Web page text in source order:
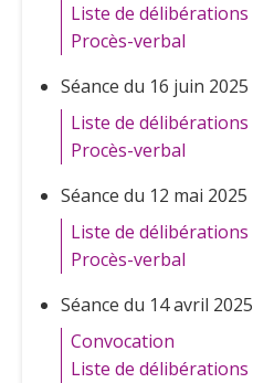
Liste de délibérations
Procès-verbal
Séance du 16 juin 2025
Liste de délibérations
Procès-verbal
Séance du 12 mai 2025
Liste de délibérations
Procès-verbal
Séance du 14 avril 2025
Convocation
Liste de délibérations